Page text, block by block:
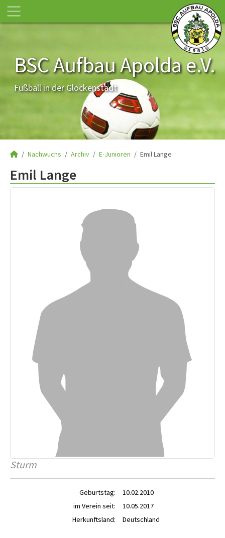
BSC Aufbau Apolda e.V.
Fußball in der Glockenstadt
Nachwuchs Archiv E-Junioren Emil Lange
Emil Lange
Sturm
Geburtstag:
10.02.2010
im Verein seit:
10.05.2017
Herkunftsland:
Deutschland